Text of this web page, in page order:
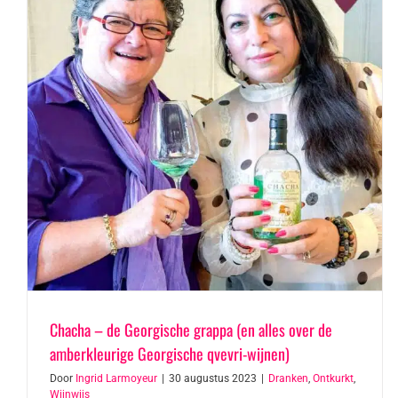
Chacha – de Georgische grappa (en alles over de
amberkleurige Georgische qvevri-wijnen)
Door Ingrid Larmoyeur 30 augustus 2023 Dranken, Ontkurkt,
Wijnwijs